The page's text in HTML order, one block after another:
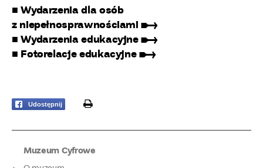
■ Wydarzenia dla osób
z niepełnosprawnościami ➸
■ Wydarzenia edukacyjne ➸
■ Fotorelacje edukacyjne ➸
Udostępnij print
Muzeum Cyfrowe